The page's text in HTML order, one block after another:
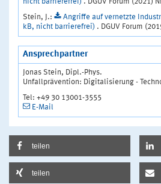
Stein, J.:
Angriffe auf vernetzte
kB, nicht barrierefrei) . DGUV Forum
Ansprechpartner
Jonas Stein, Dipl.-Phys.
Unfallprävention: Digitalisierung -
Tel: +49 30 13001-3555
E-Mail
teilen
teilen